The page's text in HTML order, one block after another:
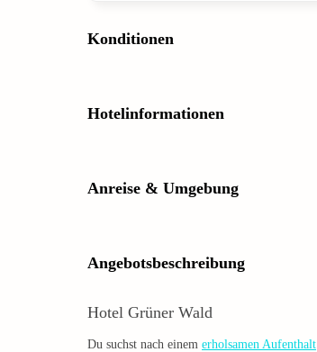
Konditionen
Hotelinformationen
Anreise & Umgebung
Angebotsbeschreibung
Hotel Grüner Wald
Du suchst nach einem erholsamen Aufenthalt